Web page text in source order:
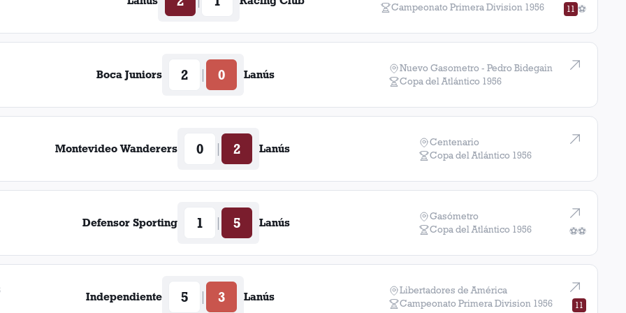
11 ⚽
Campeonato Primera Division 1956
Boca Juniors 2 0 Lanús
Nuevo Gasometro - Pedro Bidegain
Copa del Atlántico 1956
Montevideo Wanderers 0 2 Lanús
Centenario
Copa del Atlántico 1956
⚽⚽
Defensor Sporting 1 5 Lanús
Gasómetro
Copa del Atlántico 1956
11
Independiente 5 3 Lanús
Libertadores de América
Campeonato Primera Division 1956